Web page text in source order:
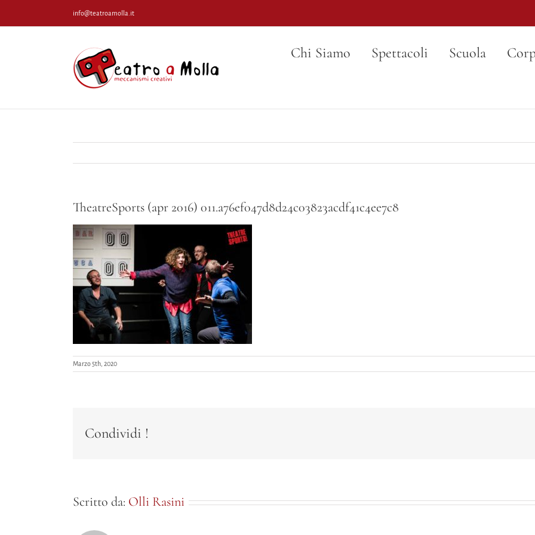
info@teatroamolla.it
Chi Siamo Spettacoli Scuola
TheatreSports (apr 2016) 011.a76ef047d8d24c03823acdf41c4ee7c8
Marzo 5th, 2020
Condividi !
Scritto da: Olli Rasini